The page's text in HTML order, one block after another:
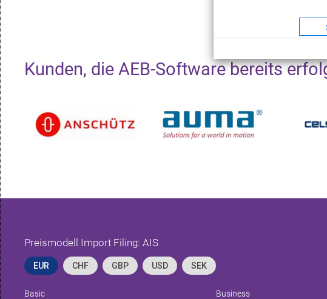
Kunden, die AEB-Software bereits
Preismodell Import Filing: AIS
EUR CHF GBP USD SEK
Basic Business